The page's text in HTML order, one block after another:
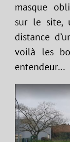
masque
sur le site,
distance
voilà les
entendeur…